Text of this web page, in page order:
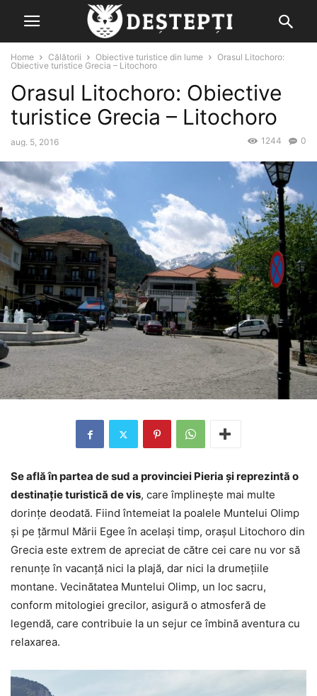
Home Călătorii Obiective turistice din lume
Orasul Litochoro:
Obiective turistice Grecia – Litochoro
Orasul Litochoro: Obiective
turistice Grecia – Litochoro
aug. 5, 2016 0
1244
Se află în partea de sud a provinciei Pieria și reprezintă o
destinație turistică de vis, care împlinește mai multe
dorințe deodată. Fiind întemeiat la poalele Muntelui Olimp
și pe țărmul Mării Egee în același timp, orașul Litochoro din
Grecia este extrem de apreciat de către cei care nu vor să
renunțe în vacanță nici la plajă, dar nici la drumețiile
montane. Vecinătatea Muntelui Olimp, un loc sacru,
conform mitologiei grecilor, asigură o atmosferă de
legendă, care contribuie la un sejur ce îmbină aventura cu
relaxarea.